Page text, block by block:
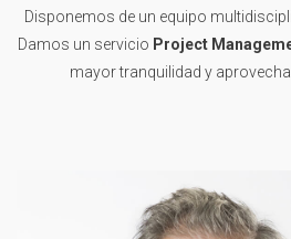
Disponemos de un equipo
Damos un servicio Project
mayor tranquilidad y